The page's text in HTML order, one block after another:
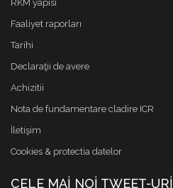
RKM yapısı
Faaliyet raporları
Tarihi
Declaraţii de avere
Achizitii
Nota de fundamentare cladire ICR
İletişim
Cookies & protectia datelor
CELE MAI NOI TWEET-URI